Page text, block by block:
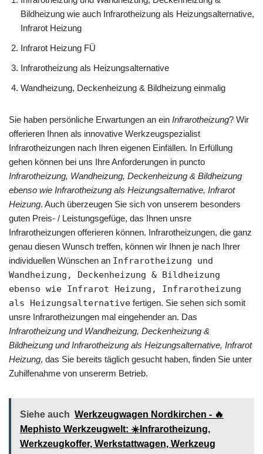
Bildheizung wie auch Infrarotheizung als Heizungsalternative,
Infrarot Heizung
Infrarot Heizung FÜ
Infrarotheizung als Heizungsalternative
Wandheizung, Deckenheizung & Bildheizung einmalig
Sie haben persönliche Erwartungen an ein Infrarotheizung? Wir
offerieren Ihnen als innovative Werkzeugspezialist
Infrarotheizungen nach Ihren eigenen Einfällen. In Erfüllung
gehen können bei uns Ihre Anforderungen in puncto
Infrarotheizung, Wandheizung, Deckenheizung & Bildheizung
ebenso wie Infrarotheizung als Heizungsalternative, Infrarot
Heizung. Auch überzeugen Sie sich von unserem besonders
guten Preis- / Leistungsgefüge, das Ihnen unsre
Infrarotheizungen offerieren können. Infrarotheizungen, die ganz
genau diesen Wunsch treffen, können wir Ihnen je nach Ihrer
individuellen Wünschen an Infrarotheizung und
Wandheizung, Deckenheizung & Bildheizung
ebenso wie Infrarot Heizung, Infrarotheizung
als Heizungsalternative fertigen. Sie sehen sich somit
unsre Infrarotheizungen mal eingehender an. Das
Infrarotheizung und Wandheizung, Deckenheizung &
Bildheizung und Infrarotheizung als Heizungsalternative, Infrarot
Heizung, das Sie bereits täglich gesucht haben, finden Sie unter
Zuhilfenahme von unsererm Betrieb.
Siehe auch Werkzeugwagen Nordkirchen - 🔥
Mephisto Werkzeugwelt: ☀️Infrarotheizung,
Werkzeugkoffer, Werkstattwagen, Werkzeug